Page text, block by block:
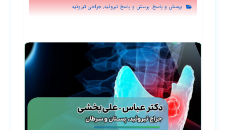
پرسش و پاسخ,پرسش و پاسخ تيروئيد,جراحی تیروئید